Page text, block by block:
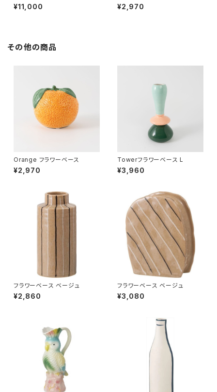
¥11,000 ¥2,970
その他の商品
Orange フラワーベース
¥2,970
Towerフラワーベース L
¥3,960
フラワーベース ベージュ
¥2,860
フラワーベース ベージュ
¥3,080